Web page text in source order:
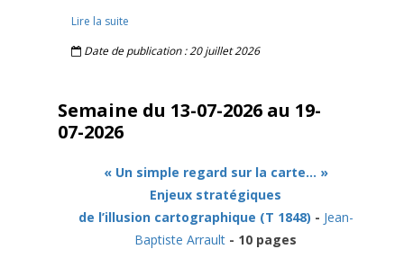
Lire la suite
Date de publication : 20 juillet 2026
Semaine du 13-07-2026 au 19-
07-2026
« Un simple regard sur la carte… »
Enjeux stratégiques
de l’illusion cartographique (T 1848) - Jean-
Baptiste Arrault - 10 pages